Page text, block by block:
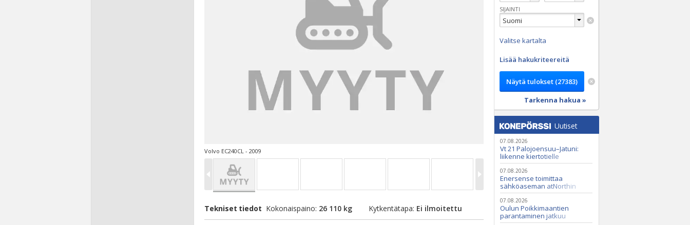
Volvo EC240CL - 2009
Tekniset tiedot Kokonaispaino: 26 110 kg Kytkentätapa: Ei ilmoitettu
SIJAINTI
Valitse kartalta
Lisää hakukriteereitä
Tarkenna hakua »
Uutiset
07.08.2026
Vt 21 Palojoensuu–Jatuni:
liikenne kiertotielle
Nunasjoen silloilla
07.08.2026
Enersense toimittaa
sähköaseman atNorthin
datakeskukseen
07.08.2026
Oulun Poikkimaantien
parantaminen jatkuu